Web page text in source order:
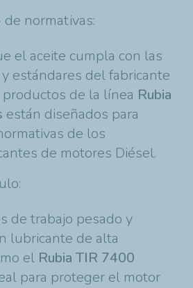
normativas:
el aceite cumpla con las
estándares del fabricante
de la línea Rubia
están diseñados para
de los
de motores Diésel.
de trabajo pesado y
lubricante de alta
el Rubia TIR 7400
para proteger el motor